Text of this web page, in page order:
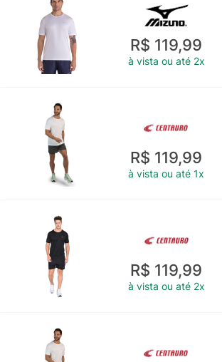
R$ 119,99
à vista ou até 2x
R$ 119,99
à vista ou até 1x
R$ 119,99
à vista ou até 2x